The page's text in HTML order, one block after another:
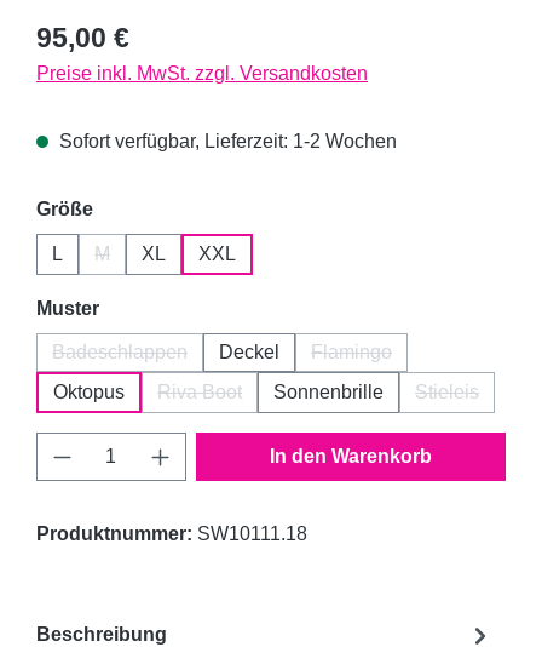
Regulärer Preis:
95,00 €
Preise inkl. MwSt. zzgl. Versandkosten
Sofort verfügbar, Lieferzeit: 1-2 Wochen
Größeauswählen
L M
(Diese Option ist zurzeit nicht verfügbar.)
XL XXL
Musterauswählen
Badeschlappen
(Diese Option ist zurzeit nicht verfügbar.)
Deckel Flamingo
(Diese Option ist zurzeit
Oktopus Riva Boot Sonnenbrille Stieleis
Produkt Anzahl: Gib den gewünschten
In den Warenkorb
Produktnummer: SW10111.18
Beschreibung